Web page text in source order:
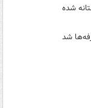
شده